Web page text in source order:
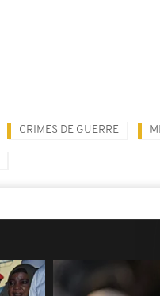
CRIMES DE GUERRE